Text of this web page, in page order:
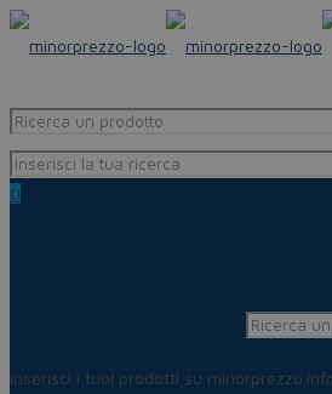
0
Inserisci i tuoi prodotti su